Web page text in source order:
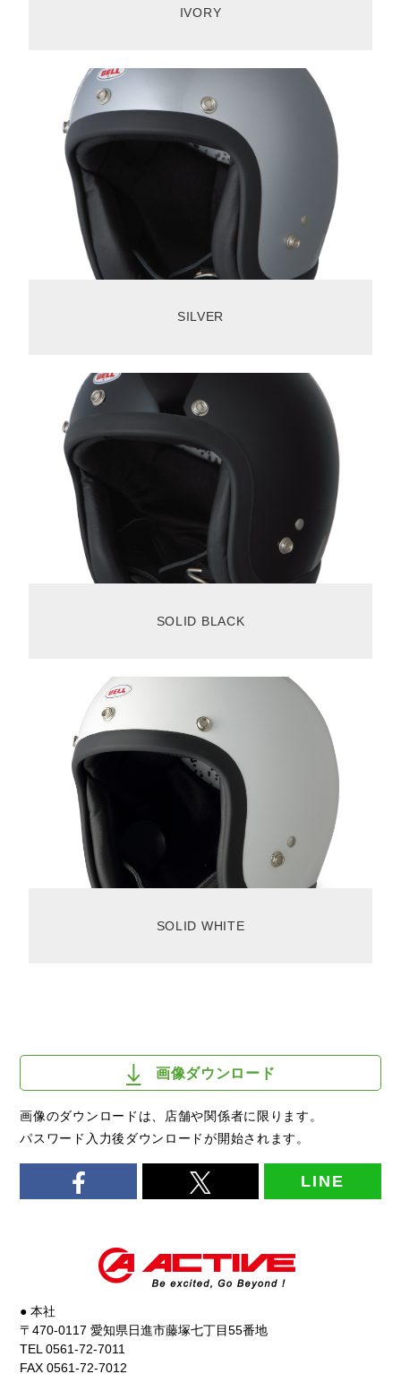
IVORY
SILVER
SOLID BLACK
SOLID WHITE
画像ダウンロード
画像のダウンロードは、店舗や関係者に限ります。
パスワード入力後ダウンロードが開始されます。
LINE
● 本社
〒470-0117 愛知県日進市藤塚七丁目55番地
TEL 0561-72-7011
FAX 0561-72-7012